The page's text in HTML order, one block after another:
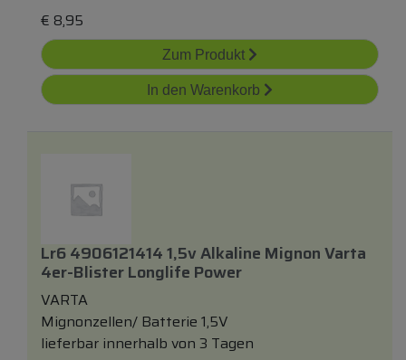
€ 8,95
Zum Produkt
In den Warenkorb
Lr6 4906121414 1,5v Alkaline Mignon Varta
4er-Blister Longlife Power
VARTA
Mignonzellen/ Batterie 1,5V
lieferbar innerhalb von 3 Tagen